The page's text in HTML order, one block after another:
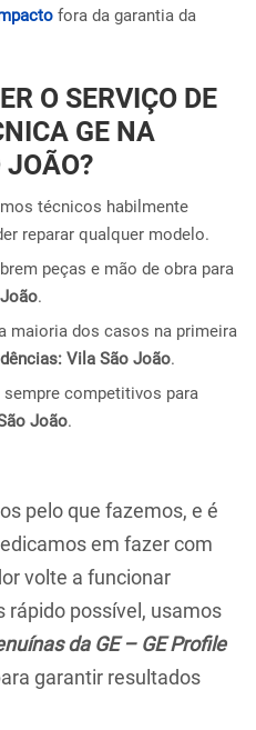
fora da garantia da
O SERVIÇO DE
GE NA
JOÃO?
técnicos habilmente
reparar qualquer modelo.
peças e mão de obra para
.
maioria dos casos na primeira
Vila São João.
competitivos para
João.
pelo que fazemos, e é
em fazer com
volte a funcionar
rápido possível, usamos
da GE – GE Profile
garantir resultados